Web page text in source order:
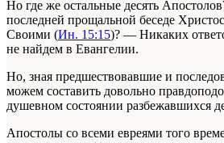
Но где же остальные десять
последней прощальной беседе
Своими (Ин. 15:15)? — Никаких
не найдем в Евангелии.
Но, зная предшествовавшие и
можем составить довольно
душевном состоянии разбежавшихся
Апостолы со всеми евреями того